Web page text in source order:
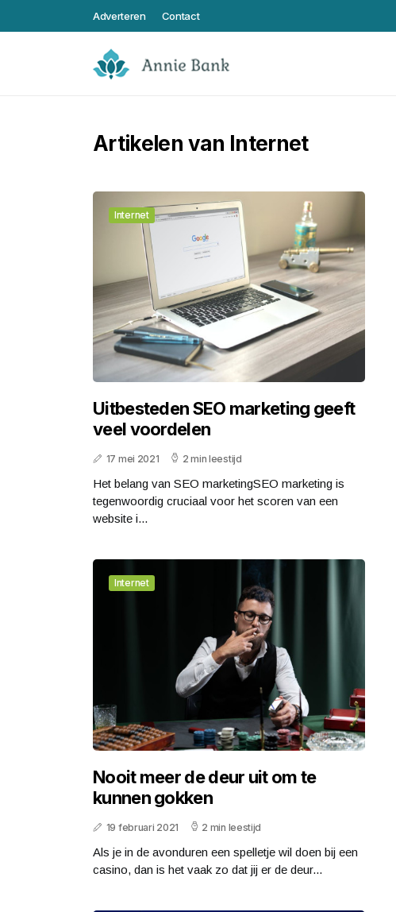
Adverteren Contact
Artikelen van Internet
Internet
Uitbesteden SEO marketing geeft
veel voordelen
17 mei 2021 2 min leestijd
Het belang van SEO marketingSEO marketing is
tegenwoordig cruciaal voor het scoren van een
website i...
Internet
Nooit meer de deur uit om te
kunnen gokken
19 februari 2021 2 min leestijd
Als je in de avonduren een spelletje wil doen bij een
casino, dan is het vaak zo dat jij er de deur...